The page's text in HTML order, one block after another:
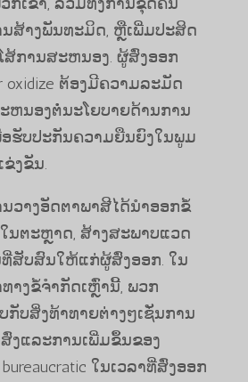
ສ້າງພັນທະມິດ, ຫຼືເພີ່ມປະສິດ
ສ້ການສະຫນອງ. ຜູ້ສົ່ງອອກ
oxidize ຕ້ອງມີຄວາມລະມັດ
ຫນອງຕໍ່ນະໂຍບາຍດ້ານການ
ອຮັບປະກັນຄວາມຍືນຍົງໃນພູມ
ງຂັນ.
ນ​ວາງ​ອັດຕາ​ພາສີ​ໄດ້​ນຳ​ອອກ​ຂໍ້​
ນ​ຕະຫຼາດ, ສ້າງ​ສະພາບ​ແວດ​
ສັບສົນ​ໃຫ້​ແກ່​ຜູ້​ສົ່ງ​ອອກ. ໃນ
າງຂໍ້ຈໍາກັດເຫຼົ່ານີ້, ພວກ
ກັບສິ່ງທ້າທາຍຕ່າງໆເຊັ່ນການ
ງແລະການເພີ່ມຂຶ້ນຂອງ
ໃນເວລາທີ່ສົ່ງອອກ